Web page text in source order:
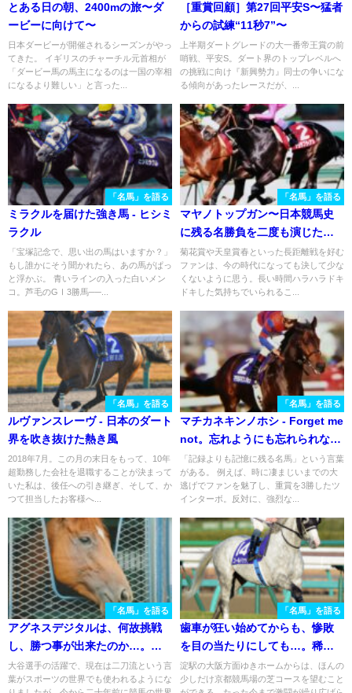
とある日の朝、2400mの旅〜ダ
ービーに向けて〜
日本ダービーが開催されるシーズンがやっ
てきた。 イギリスのチャーチル元首相が
「ダービー馬の馬主になるのは一国の宰相
になるより難しい」と言った...
［重賞回顧］第27回平安S〜猛者
からの試練“11秒7”〜
上半期ダートグレードの大一番帝王賞の前
哨戦、平安S。ダート界のトップレベルへ
の挑戦に向け『新興勢力』同士の争いにな
る傾向があったレースだが、...
「名馬」を語る
ミラクルを届けた強き馬 - ヒシミ
ラクル
「宝塚記念で、思い出の馬はいますか？」
もし誰かにそう聞かれたら、あの馬がぱっ
と浮かぶ。 青いラインの入った白いメン
コ。芦毛のGⅠ3勝馬──...
「名馬」を語る
マヤノトップガン〜日本競馬史
に残る名勝負を二度も演じたス
テイヤー～
菊花賞や天皇賞春といった長距離戦を好む
ファンは、今の時代になっても決して少な
くないように思う。長い時間ハラハラドキ
ドキした気持ちでいられるこ...
「名馬」を語る
ルヴァンスレーヴ - 日本のダート
界を吹き抜けた熱き風
2018年7月。この月の末日をもって、10年
超勤務した会社を退職することが決まって
いた私は、後任への引き継ぎ、そして、か
つて担当したお客様へ...
「名馬」を語る
マチカネキンノホシ - Forget me
not。忘れようにも忘れられな
い、軍団屈指の良血馬。
「記録よりも記憶に残る名馬」という言葉
がある。 例えば、時に凄まじいまでの大
逃げでファンを魅了し、重賞を3勝したツ
インターボ。反対に、強烈な...
「名馬」を語る
アグネスデジタルは、何故挑戦
し、勝つ事が出来たのか…。稀
代の「二刀流」馬を支えた底力
を考える。
大谷選手の活躍で、現在は二刀流という言
葉がスポーツの世界でも使われるようにな
「名馬」を語る
歯車が狂い始めてからも、惨敗
を目の当たりにしても…。稀代
の個性派、ゴールドシップを想
い続けるということ。
淀駅の大阪方面ゆきホームからは、ほんの
少しだけ京都競馬場の芝コースを望むこと